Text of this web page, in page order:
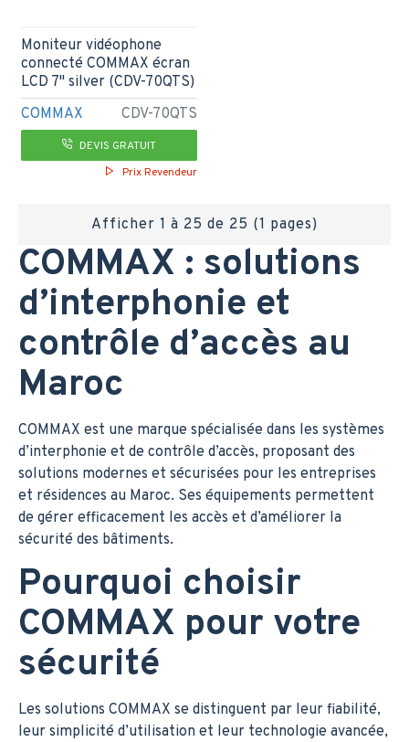
COMMAX CDV-70QTS
Moniteur vidéophone
connecté COMMAX écran
LCD 7" silver (CDV-70QTS)
DEVIS GRATUIT
Prix Revendeur
Afficher 1 à 25 de 25 (1 pages)
COMMAX : solutions
d’interphonie et
contrôle d’accès au
Maroc
COMMAX est une marque spécialisée dans les systèmes
d’interphonie et de contrôle d’accès, proposant des
solutions modernes et sécurisées pour les entreprises
et résidences au Maroc. Ses équipements permettent
de gérer efficacement les accès et d’améliorer la
sécurité des bâtiments.
Pourquoi choisir
COMMAX pour votre
sécurité
Les solutions COMMAX se distinguent par leur fiabilité,
leur simplicité d’utilisation et leur technologie avancée,